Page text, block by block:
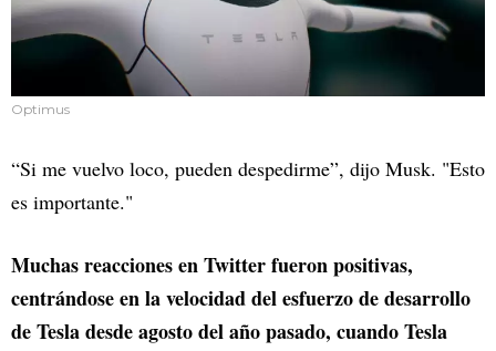
Optimus
“Si me vuelvo loco, pueden despedirme”, dijo Musk. "Esto
es importante."
Muchas reacciones en Twitter fueron positivas,
centrándose en la velocidad del esfuerzo de desarrollo
de Tesla desde agosto del año pasado, cuando Tesla